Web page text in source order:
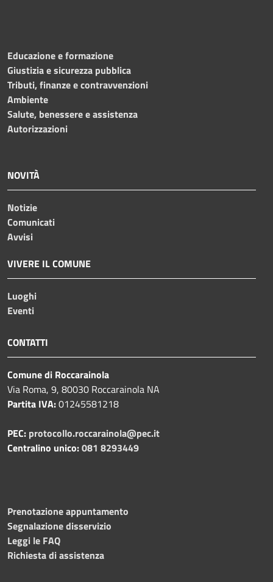
Educazione e formazione
Giustizia e sicurezza pubblica
Tributi, finanze e contravvenzioni
Ambiente
Salute, benessere e assistenza
Autorizzazioni
NOVITÀ
Notizie
Comunicati
Avvisi
VIVERE IL COMUNE
Luoghi
Eventi
CONTATTI
Comune di Roccarainola
Via Roma, 9, 80030 Roccarainola NA
Partita IVA:01245581218
PEC: protocollo.roccarainola@pec.it
Centralino unico:081 8293449
Prenotazione appuntamento
Segnalazione disservizio
Leggi le FAQ
Richiesta di assistenza